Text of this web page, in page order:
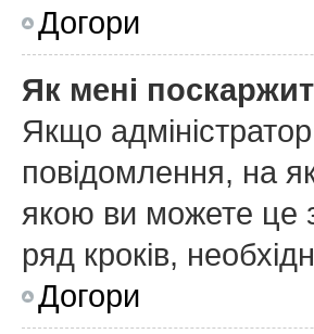
Догори
Як мені
Якщо
повідомлення, на
якою ви можете це
ряд кроків,
Догори